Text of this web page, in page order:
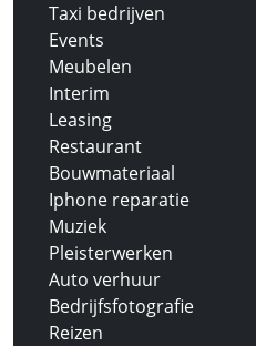
Taxi bedrijven
Events
Meubelen
Interim
Leasing
Restaurant
Bouwmateriaal
Iphone reparatie
Muziek
Pleisterwerken
Auto verhuur
Bedrijfsfotografie
Reizen